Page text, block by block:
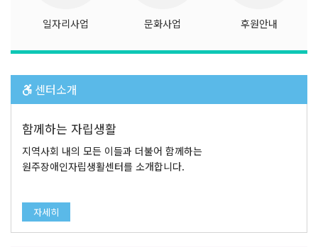
일자리사업 문화사업 후원안내
센터소개
함께하는 자립생활
지역사회 내의 모든 이들과 더불어 함께하는
원주장애인자립생활센터를 소개합니다.
자세히